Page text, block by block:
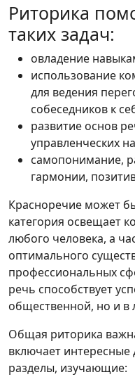
Риторика
таких задач:
овладение
использование
для ведения
собеседников к
развитие основ
управленческих
самопонимание,
гармонии,
Красноречие может
категория освещает
любого человека, а
оптимального
профессиональных
речь способствует
общественной, но и в
Общая риторика
включает интересные
разделы, изучающие: